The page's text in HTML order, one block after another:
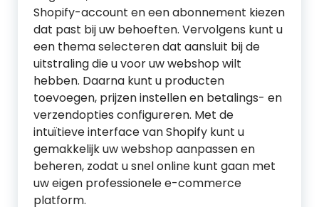
Shopify-account en een abonnement kiezen
dat past bij uw behoeften. Vervolgens kunt u
een thema selecteren dat aansluit bij de
uitstraling die u voor uw webshop wilt
hebben. Daarna kunt u producten
toevoegen, prijzen instellen en betalings- en
verzendopties configureren. Met de
intuïtieve interface van Shopify kunt u
gemakkelijk uw webshop aanpassen en
beheren, zodat u snel online kunt gaan met
uw eigen professionele e-commerce
platform.